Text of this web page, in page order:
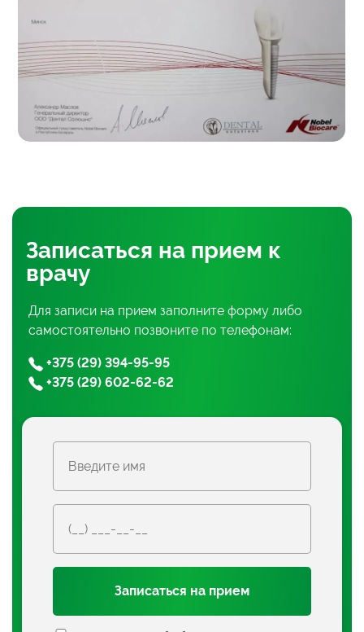
Записаться на прием к
врачу
Для записи на прием заполните форму либо
самостоятельно позвоните по телефонам:
+375 (29) 394-95-95
+375 (29) 602-62-62
Записаться на прием